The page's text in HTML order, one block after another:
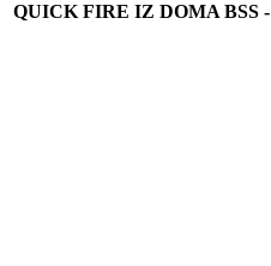
QUICK FIRE IZ DOMA BSS -